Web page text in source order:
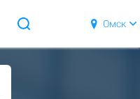
Омск